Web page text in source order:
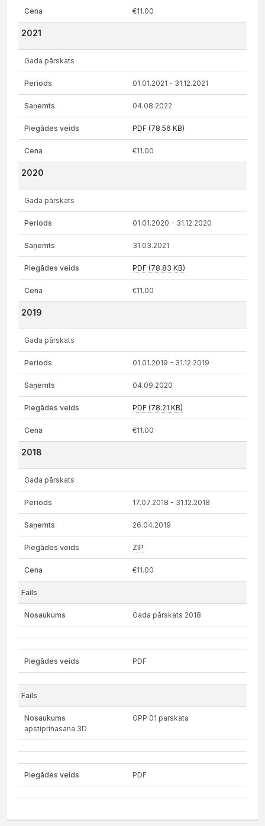
€11.00
2021
Gada pārskats
01.01.2021 - 31.12.2021
04.08.2022
PDF (78.56 KB)
€11.00
2020
Gada pārskats
01.01.2020 - 31.12.2020
31.03.2021
PDF (78.83 KB)
€11.00
2019
Gada pārskats
01.01.2019 - 31.12.2019
04.09.2020
PDF (78.21 KB)
€11.00
2018
Gada pārskats
17.07.2018 - 31.12.2018
26.04.2019
ZIP
€11.00
Gada pārskats 2018
PDF
GPP 01 parskata
apstiprinasana 3D
PDF